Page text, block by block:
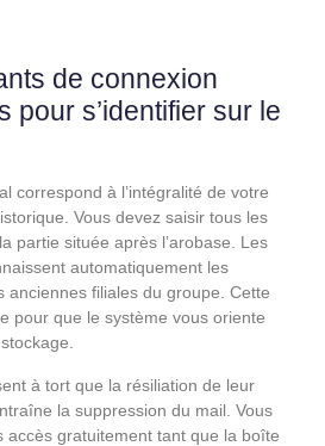
de connexion
pour s’identifier sur le
correspond à l’intégralité de votre
Vous devez saisir tous les
partie située après l’arobase. Les
automatiquement les
anciennes filiales du groupe. Cette
pour que le système vous oriente
à tort que la résiliation de leur
la suppression du mail. Vous
accès gratuitement tant que la boîte